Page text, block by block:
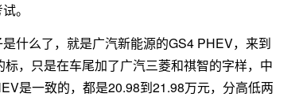
。
什么了，就是广汽新能源的GS4 PHEV，来到
，只是在车尾加了广汽三菱和祺智的字样，中
是一致的，都是20.98到21.98万元，分高低两